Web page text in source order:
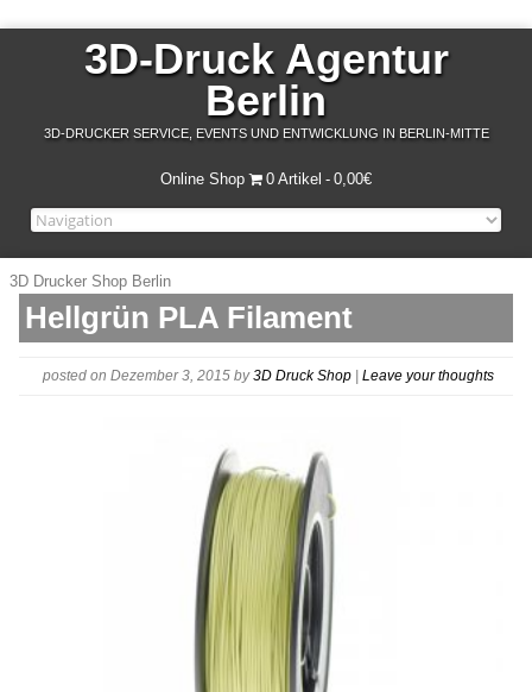
3D-Druck Agentur
Berlin
3D-DRUCKER SERVICE, EVENTS UND ENTWICKLUNG IN BERLIN-MITTE
Online Shop 0 Artikel 0,00€
3D Drucker Shop Berlin
Hellgrün PLA Filament
posted on Dezember 3, 2015 by3D Druck Shop Leave your thoughts